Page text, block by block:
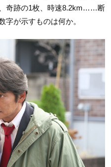
奇跡の1枚、時速8.2km……断
字が示すものは何か。